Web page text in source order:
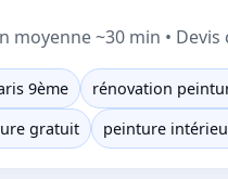
moyenne ~30 min •
9ème rénovation
gratuit
peinture